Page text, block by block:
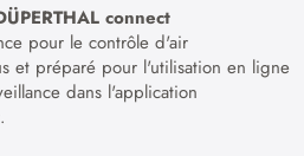
connect
pour le contrôle d'air
et préparé pour l'utilisation en ligne
dans l'application